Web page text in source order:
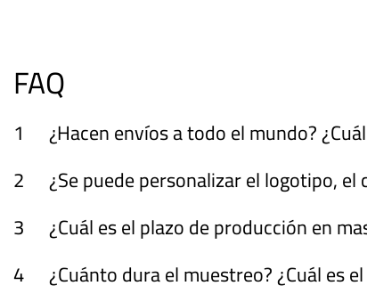
FAQ
1
¿Hacen envíos a todo el mundo?
2
¿Se puede personalizar el logotipo,
3
¿Cuál es el plazo de producción en
4
¿Cuánto dura el muestreo? ¿Cuál es